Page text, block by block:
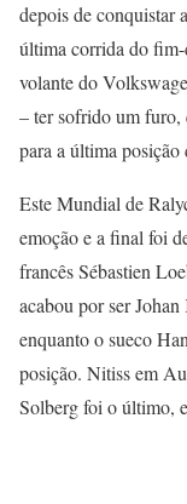
depois de conquistar
última corrida do fim-
volante do
– ter sofrido um furo,
para a última
Este Mundial de
emoção e a final foi
francês Sébastien
acabou por ser
enquanto o sueco
posição. Nitiss em
Solberg foi o último,